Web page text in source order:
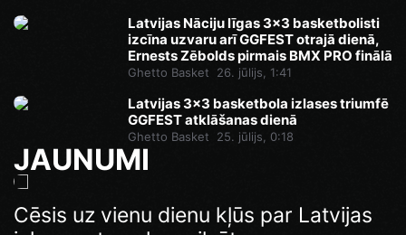
Latvijas Nāciju līgas 3x3 basketbolisti
izcīna uzvaru arī GGFEST otrajā dienā,
Ernests Zēbolds pirmais BMX PRO finālā
Ghetto Basket 26. jūlijs, 1:41
Latvijas 3x3 basketbola izlases triumfē
GGFEST atklāšanas dienā
Ghetto Basket 25. jūlijs, 0:18
JAUNUMI
Ghetto Games superfināli līdz pl.23.00
Cēsis uz vienu dienu kļūs par Latvijas
Pēdējā iespēja pirms Superfināla: